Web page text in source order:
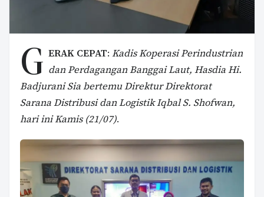
G ERAK CEPAT: Kadis Koperasi Perindustrian
dan Perdagangan Banggai Laut, Hasdia Hi.
Badjurani Sia bertemu Direktur Direktorat
Sarana Distribusi dan Logistik Iqbal S. Shofwan,
hari ini Kamis (21/07).